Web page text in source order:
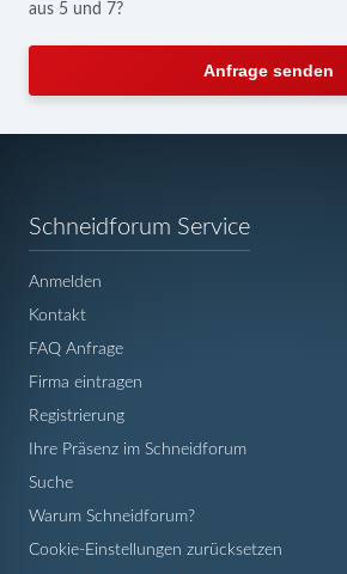
aus 5 und 7?
Anfrage senden
Schneidforum ServiceNavigation
Anmelden
Kontakt
FAQ Anfrage
Firma eintragen
Registrierung
Ihre Präsenz im Schneidforum
Suche
Warum Schneidforum?
Cookie-Einstellungen zurücksetzen